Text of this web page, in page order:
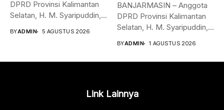
DPRD Provinsi Kalimantan
Selatan, H. M. Syaripuddin,
BYADMIN 5 AGUSTUS 2026
BANJARMASIN – Anggota
DPRD Provinsi Kalimantan
Selatan, H. M. Syaripuddin,
BYADMIN 1 AGUSTUS 2026
Link Lainnya